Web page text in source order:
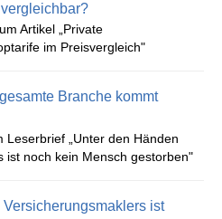
Artikel „Private
im Preisvergleich"
Branche kommt
Leserbrief „Unter den Händen
ist noch kein Mensch gestorben"
ist